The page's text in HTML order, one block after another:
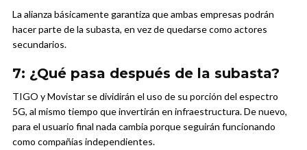
La alianza básicamente garantiza que ambas empresas podrán
hacer parte de la subasta, en vez de quedarse como actores
secundarios.
7: ¿Qué pasa después de la subasta?
TIGO y Movistar se dividirán el uso de su porción del espectro
5G, al mismo tiempo que invertirán en infraestructura. De nuevo,
para el usuario final nada cambia porque seguirán funcionando
como compañías independientes.